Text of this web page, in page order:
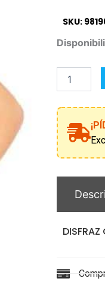
SKU:
DISFRAZ